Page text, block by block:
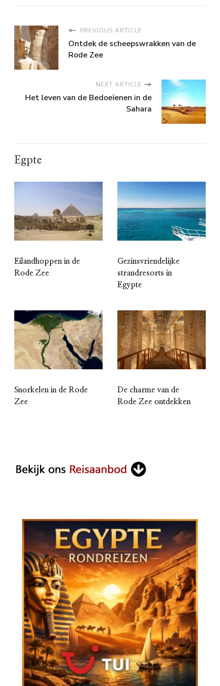
PREVIOUS ARTICLE
Ontdek de scheepswrakken van de
Rode Zee
NEXT ARTICLE
Het leven van de Bedoeïenen in de
Sahara
Egpte
Eilandhoppen in de
Rode Zee
Gezinsvriendelijke
strandresorts in
Egypte
Snorkelen in de Rode
Zee
De charme van de
Rode Zee ontdekken